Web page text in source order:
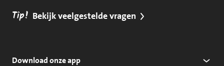
Tip! Bekijk veelgestelde vragen
Download onze app